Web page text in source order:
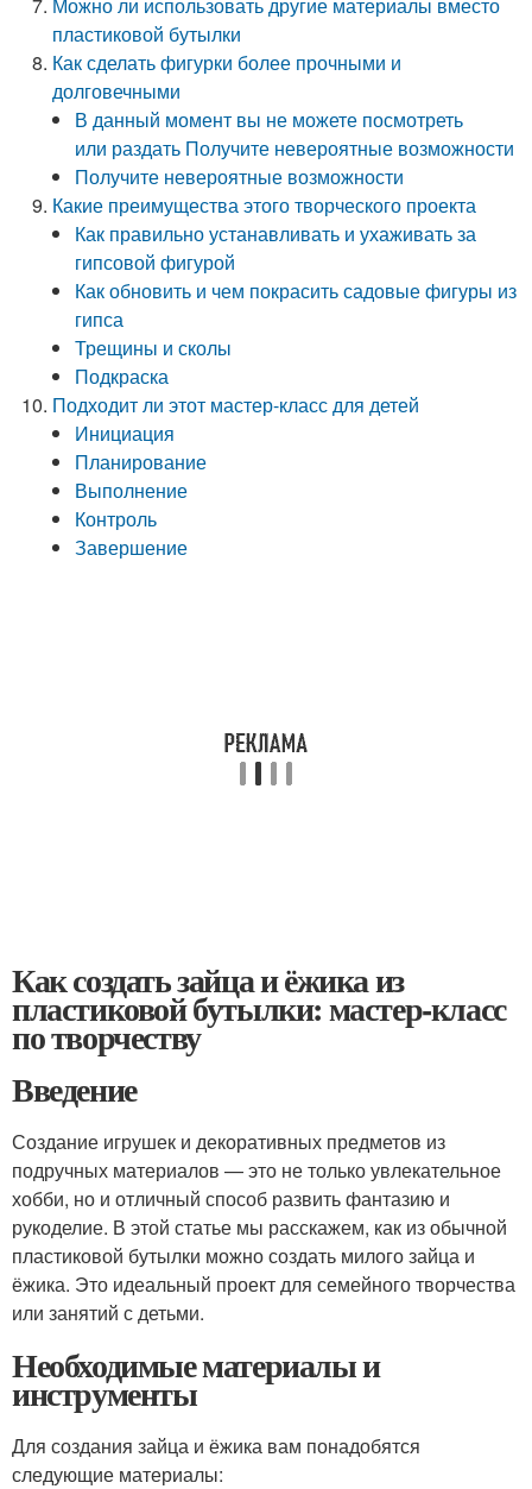
пластиковой бутылки
Как сделать фигурки более прочными и
долговечными
В данный момент вы не можете посмотреть
или раздать Получите невероятные возможности
Получите невероятные возможности
Какие преимущества этого творческого проекта
Как правильно устанавливать и ухаживать за
гипсовой фигурой
Как обновить и чем покрасить садовые фигуры из
гипса
Трещины и сколы
Подкраска
Подходит ли этот мастер-класс для детей
Инициация
Планирование
Выполнение
Контроль
Завершение
Как создать зайца и ёжика из
пластиковой бутылки: мастер-класс
по творчеству
Введение
Создание игрушек и декоративных предметов из
подручных материалов — это не только увлекательное
хобби, но и отличный способ развить фантазию и
рукоделие. В этой статье мы расскажем, как из обычной
пластиковой бутылки можно создать милого зайца и
ёжика. Это идеальный проект для семейного творчества
или занятий с детьми.
Необходимые материалы и
инструменты
Для создания зайца и ёжика вам понадобятся
следующие материалы: